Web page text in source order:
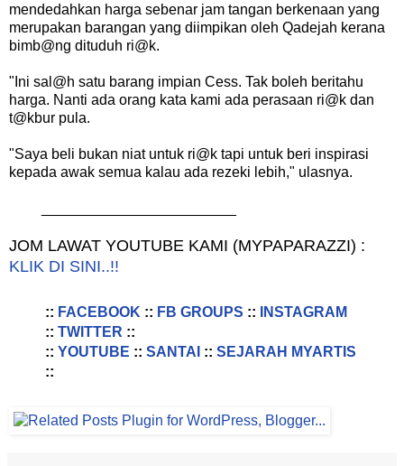
mendedahkan harga sebenar jam tangan berkenaan yang
merupakan barangan yang diimpikan oleh Qadejah kerana
bimb@ng dituduh ri@k.
"Ini sal@h satu barang impian Cess. Tak boleh beritahu
harga. Nanti ada orang kata kami ada perasaan ri@k dan
t@kbur pula.
"Saya beli bukan niat untuk ri@k tapi untuk beri inspirasi
kepada awak semua kalau ada rezeki lebih," ulasnya.
JOM LAWAT YOUTUBE KAMI (MYPAPARAZZI) :
KLIK DI SINI..!!
:: FACEBOOK :: FB GROUPS ::
INSTAGRAM
:: TWITTER ::
:: YOUTUBE :: SANTAI :: SEJARAH MYARTIS
::